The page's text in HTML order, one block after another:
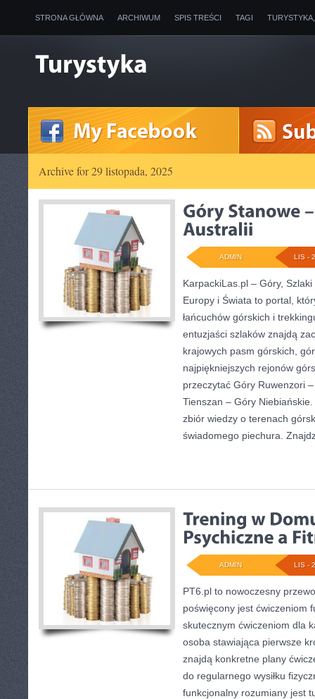
STRONA GŁÓWNA ARCHIWUM SPIS TREŚCI TAGI
Archive for 29 listopada, 2025
LIS -
ADMIN
KarpackiLas.pl – Góry,
Europy i Świata to portal,
łańcuchów górskich i
entuzjaści szlaków znajdą
krajowych pasm górskich,
najpiękniejszych rejonów
przeczytać Góry Ruwenzori
Tienszan – Góry
zbiór wiedzy o terenach
świadomego piechura.
LIS -
ADMIN
PT6.pl to nowoczesny
poświęcony jest ćwiczeniom
skutecznym ćwiczeniom dla
osoba stawiająca pierwsze
znajdą konkretne plany
do regularnego wysiłku
funkcjonalny rozumiany jest